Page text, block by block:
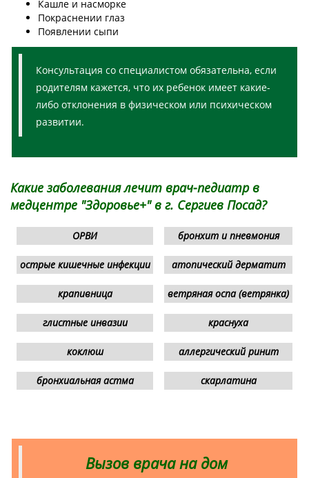
Кашле и насморке
Покраснении глаз
Появлении сыпи
Консультация со специалистом обязательна, если
родителям кажется, что их ребенок имеет какие-
либо отклонения в физическом или психическом
развитии.
Какие заболевания лечит врач-педиатр в
медцентре "Здоровье+" в г. Сергиев Посад?
ОРВИ бронхит и пневмония
острые кишечные инфекции атопический дерматит
крапивница ветряная оспа (ветрянка)
глистные инвазии краснуха
коклюш аллергический ринит
бронхиальная астма скарлатина
Вызов врача на дом